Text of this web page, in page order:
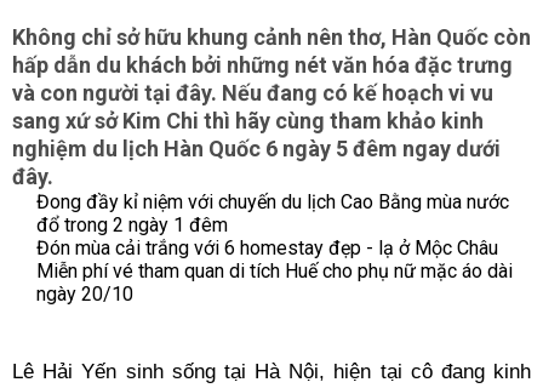
Không chỉ sở hữu khung cảnh nên thơ, Hàn Quốc còn
hấp dẫn du khách bởi những nét văn hóa đặc trưng
và con người tại đây. Nếu đang có kế hoạch vi vu
sang xứ sở Kim Chi thì hãy cùng tham khảo kinh
nghiệm du lịch Hàn Quốc 6 ngày 5 đêm ngay dưới
đây.
Đong đầy kỉ niệm với chuyến du lịch Cao Bằng mùa nước
đổ trong 2 ngày 1 đêm
Đón mùa cải trắng với 6 homestay đẹp - lạ ở Mộc Châu
Miễn phí vé tham quan di tích Huế cho phụ nữ mặc áo dài
ngày 20/10
Lê Hải Yến sinh sống tại Hà Nội, hiện tại cô đang kinh